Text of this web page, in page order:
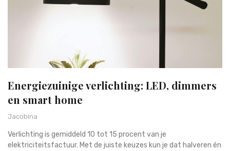
Energiezuinige verlichting: LED, dimmers
en smart home
Jacobina
Verlichting is gemiddeld 10 tot 15 procent van je
elektriciteitsfactuur. Met de juiste keuzes kun je dat halveren én